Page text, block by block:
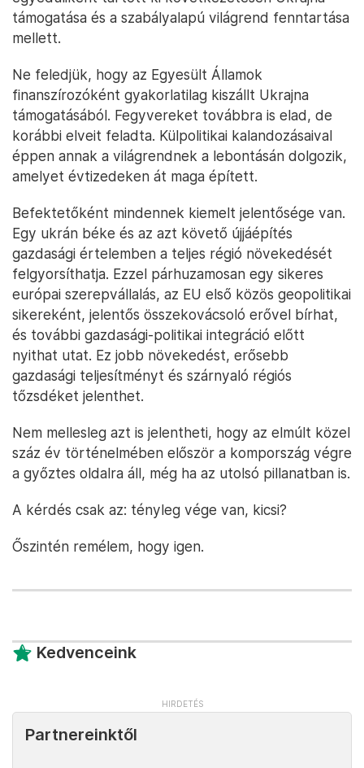
támogatása és a szabályalapú világrend fenntartása
mellett.
Ne feledjük, hogy az Egyesült Államok
finanszírozóként gyakorlatilag kiszállt Ukrajna
támogatásából. Fegyvereket továbbra is elad, de
korábbi elveit feladta. Külpolitikai kalandozásaival
éppen annak a világrendnek a lebontásán dolgozik,
amelyet évtizedeken át maga épített.
Befektetőként mindennek kiemelt jelentősége van.
Egy ukrán béke és az azt követő újjáépítés
gazdasági értelemben a teljes régió növekedését
felgyorsíthatja. Ezzel párhuzamosan egy sikeres
európai szerepvállalás, az EU első közös geopolitikai
sikereként, jelentős összekovácsoló erővel bírhat,
és további gazdasági-politikai integráció előtt
nyithat utat. Ez jobb növekedést, erősebb
gazdasági teljesítményt és szárnyaló régiós
tőzsdéket jelenthet.
Nem mellesleg azt is jelentheti, hogy az elmúlt közel
száz év történelmében először a kompország végre
a győztes oldalra áll, még ha az utolsó pillanatban is.
A kérdés csak az: tényleg vége van, kicsi?
Őszintén remélem, hogy igen.
Kedvenceink
Partnereinktől